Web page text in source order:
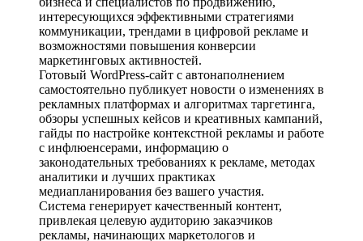
интересующихся эффективными стратегиями
коммуникации, трендами в цифровой рекламе и
возможностями повышения конверсии
маркетинговых активностей.
Готовый WordPress-сайт с автонаполнением
самостоятельно публикует новости о изменениях в
рекламных платформах и алгоритмах таргетинга,
обзоры успешных кейсов и креативных кампаний,
гайды по настройке контекстной рекламы и работе
с инфлюенсерами, информацию о
законодательных требованиях к рекламе, методах
аналитики и лучших практиках
медиапланирования без вашего участия.
Система генерирует качественный контент,
привлекая целевую аудиторию заказчиков
рекламы, начинающих маркетологов и